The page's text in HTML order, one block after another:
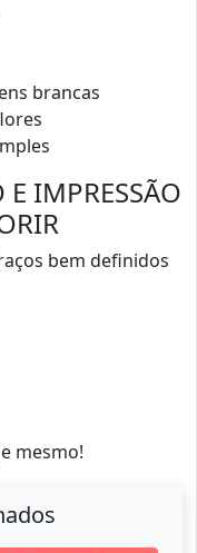
brancas
IMPRESSÃO
bem definidos
mesmo!